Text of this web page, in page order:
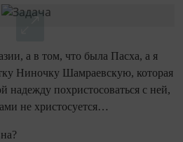
а в том, что была Пасха, а я
Ни­ночку Шамраевскую, которая
надежду похристосоваться с ней,
не христосуется…